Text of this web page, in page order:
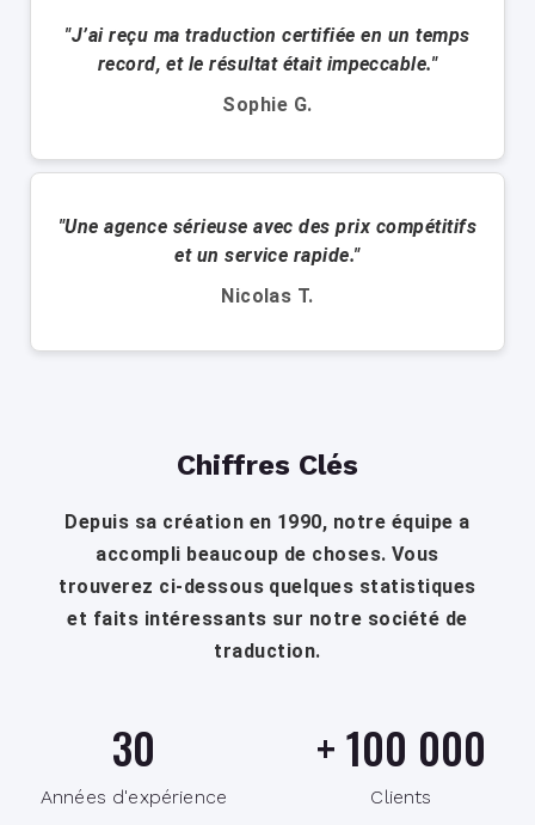
"J’ai reçu ma traduction certifiée en un temps
record, et le résultat était impeccable."
Sophie G.
"Une agence sérieuse avec des prix compétitifs
et un service rapide."
Nicolas T.
Chiffres Clés
Depuis sa création en 1990, notre équipe a
accompli beaucoup de choses. Vous
trouverez ci-dessous quelques statistiques
et faits intéressants sur notre société de
traduction.
30
Années d'expérience
+100 000
Clients